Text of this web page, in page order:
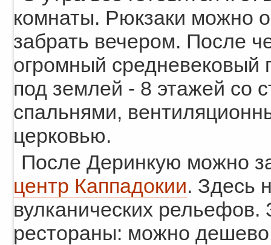
комнаты. Рюкзаки можно
забрать вечером. После
огромный средневековый
под землей - 8 этажей со
спальнями,
церковью.
После Деринкую можно
центр Каппадокии. Здесь
вулканических рельефов.
рестораны: можно дешево